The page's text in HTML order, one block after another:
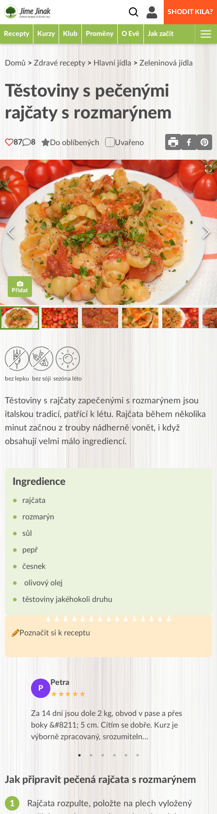
SHODIT KILA?
Recepty Kurzy Klub Proměny O Evě Jak začít
Domů > Zdravé recepty > Hlavní jídla > Zeleninová jídla
Těstoviny s pečenými
rajčaty s rozmarýnem
87 8 Do oblíbených Uvařeno
Přidat
bez lepku bez sóji sezóna léto
Těstoviny s rajčaty zapečenými s rozmarýnem jsou
italskou tradicí, patřící k létu. Rajčata během několika
minut začnou z trouby nádherně vonět, i když
obsahují velmi málo ingrediencí.
Ingredience
rajčata
rozmarýn
sůl
pepř
česnek
olivový olej
těstoviny jakéhokoli druhu
Poznačit si k receptu
P
Petra
★★★★★
Za 14 dní jsou dole 2 kg, obvod v pase a přes
boky &#8211; 5 cm. Cítím se dobře. Kurz je
výborně zpracovaný, srozumiteln…
Jak připravit pečená rajčata s rozmarýnem
Rajčata rozpulte, položte na plech vyložený